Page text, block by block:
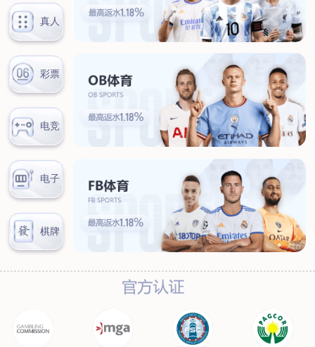
行业资讯
联系我们
联系方式
客户留言
扫码咨询